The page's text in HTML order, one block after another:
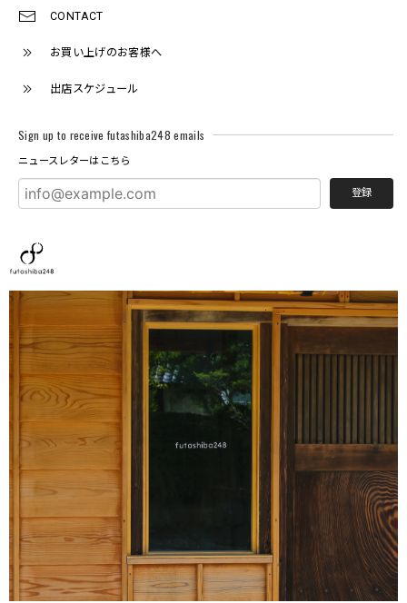
CONTACT
お買い上げのお客様へ
出店スケジュール
Sign up to receive futashiba248 emails
ニュースレターはこちら
登録